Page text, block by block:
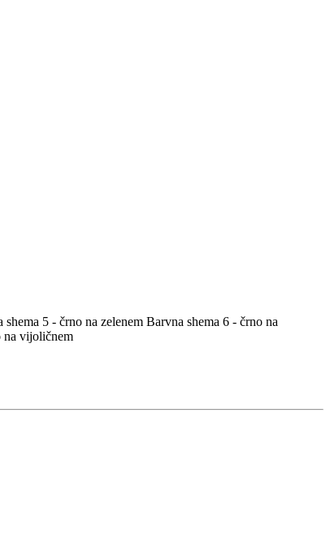
shema 5 - črno na zelenem Barvna shema 6 - črno na
na vijoličnem